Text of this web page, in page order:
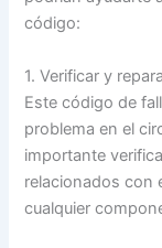
código:
1. Verificar y
Este código de
problema en el
importante
relacionados con
cualquier